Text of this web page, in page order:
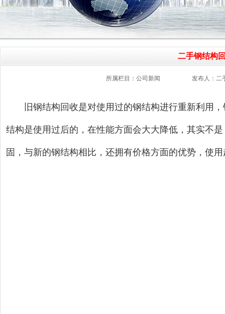
二手钢结构
所属栏目：公司新闻 发布人：二
旧钢结构回收是对使用过的钢结构进行重新利用，
结构是使用过后的，在性能方面会大大降低，其实不
固，与新的钢结构相比，还拥有价格方面的优势，使